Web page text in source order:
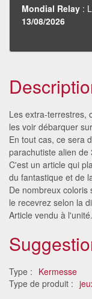
Mondial Relay :
13/08/2026
Les extra-terrestres,
les voir débarquer
En tout cas, ce sera
parachutiste alien de
C'est un article qui
du fantastique et de
De nombreux coloris
le recevrez selon la
Article vendu à l'unité.
Type : Kermesse
Type de produit :